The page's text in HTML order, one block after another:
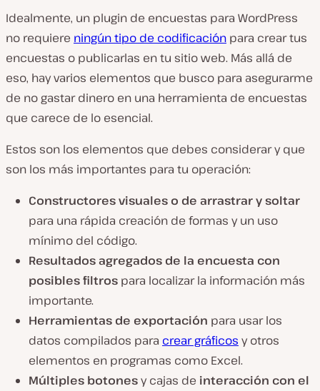
Idealmente, un plugin de encuestas para WordPress
no requiere ningún tipo de codificación para crear tus
encuestas o publicarlas en tu sitio web. Más allá de
eso, hay varios elementos que busco para asegurarme
de no gastar dinero en una herramienta de encuestas
que carece de lo esencial.
Estos son los elementos que debes considerar y que
son los más importantes para tu operación:
Constructores visuales o de arrastrar y soltar
para una rápida creación de formas y un uso
mínimo del código.
Resultados agregados de la encuesta con
posibles filtros para localizar la información más
importante.
Herramientas de exportación para usar los
datos compilados para crear gráficos y otros
elementos en programas como Excel.
Múltiples botonesy cajas de interacción con el